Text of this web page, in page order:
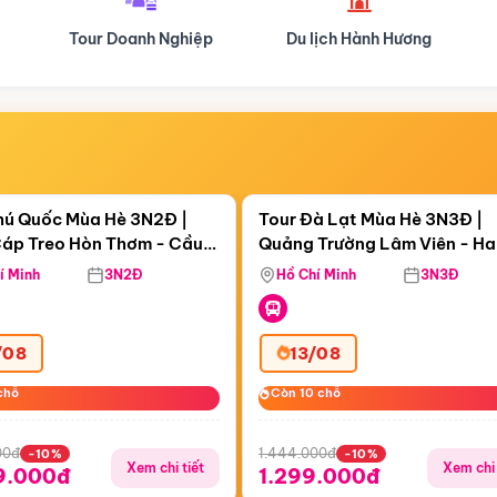
Du lịch Hành Hương Tour Hoa Anh Đào
06:28:19
Treo Hòn Thơm
Quốc Mùa Hè 3N2Đ |
Treo Hòn Thơm - Cầu
Viên Nước Aquatopia
Minh 3N2Đ
-10%
Xem chi tiết
Còn05 ngày 06:28:19
Tour Đà Lạt Mùa Hè 3N3Đ |
Quảng Trường Lâm Viên -
Hill - Puppy Farm
Hồ Chí Minh 3N3Đ
13/08
Còn 10 chỗ
Còn 10 chỗ
1.444.000đ -10%
1.299.000đ Xem